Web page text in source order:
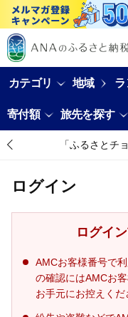
カテゴリ 地域
寄付額 旅先を探す
「ふるさとチ
ログイン
ログイ
AMCお客様番号で
の確認にはAMCお
お手元にお控えくだ